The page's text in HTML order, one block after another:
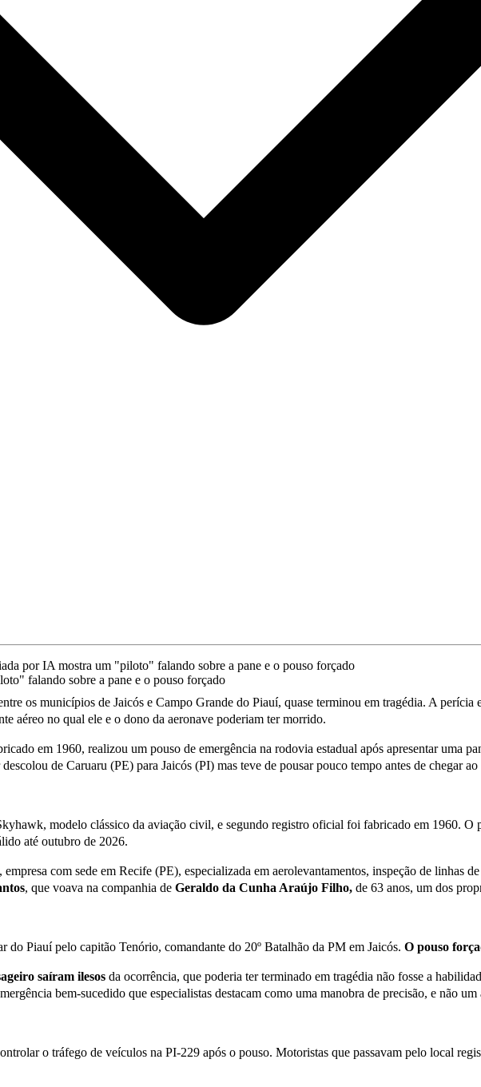
falando sobre a pane e o pouso forçado
os municípios de Jaicós e Campo Grande do Piauí, quase terminou em tragédia. A perícia
aéreo no qual ele e o dono da aeronave poderiam ter morrido.
em 1960, realizou um pouso de emergência na rodovia estadual após apresentar uma
de Caruaru (PE) para Jaicós (PI) mas teve de pousar pouco tempo antes de chegar ao
modelo clássico da aviação civil, e segundo registro oficial foi fabricado em 1960.
até outubro de 2026.
, empresa com sede em Recife (PE), especializada em aerolevantamentos, inspeção de linhas
, que voava na companhia de Geraldo da Cunha Araújo Filho, de 63 anos, um dos
Piauí pelo capitão Tenório, comandante do 20º Batalhão da PM em Jaicós. O pouso
saíram ilesos da ocorrência, que poderia ter terminado em tragédia não fosse a
bem-sucedido que especialistas destacam como uma manobra de precisão, e não um
o tráfego de veículos na PI-229 após o pouso. Motoristas que passavam pelo local